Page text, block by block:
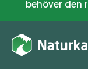
behöver den